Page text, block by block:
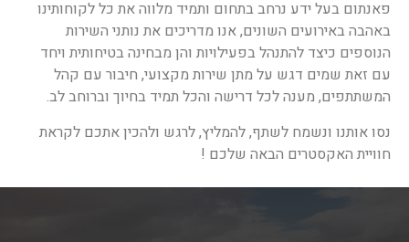
פאנתום בעל ידע נרחב בתחום ותמיד מלווה את כל לקוחותינו
באהבה באירועים השונים, אנו מדריכים את נותני השירות
הנוספים כיצד להתנהל בפעילויות והן מבחינה בטיחותית ויחד
עם זאת שמים דגש על מתן שירות מקצועי, חיבור עם קהל
המשתתפים, מענה לכל דרישה והכל תמיד בחיוך וברוחב לב.
נסו אותנו ונשמח לשתף, להמליץ, לרגש ולהכין אתכם לקראת
חוויית האקסטרים הבאה שלכם !